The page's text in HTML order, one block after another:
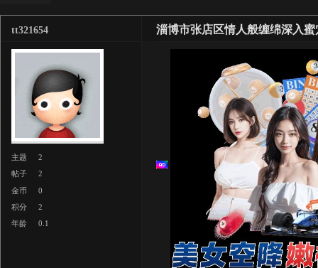
淄博市张店区情人般缠绵深入蜜
tt321654
主题
2
帖子
2
金币
0
积分
2
年龄
0.1